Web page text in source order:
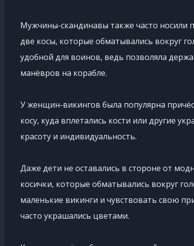
Мужчины-скандинавы также часто носили
две косы, которые обматывались вокруг
удобной для воинов, ведь позволяла
манёвров на корабле.
У женщин-викингов была популярна
косу, куда вплетались кости или другие
красоту и индивидуальность.
Даже дети не оставались в стороне от
косички, которые обматывались вокруг
маленькие викинги и чувствовать свою
часто украшались цветами.